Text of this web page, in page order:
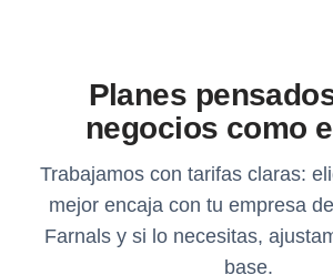
Planes
negocios como
Trabajamos con tarifas claras:
mejor encaja con tu empresa
Farnals y si lo necesitas,
base.